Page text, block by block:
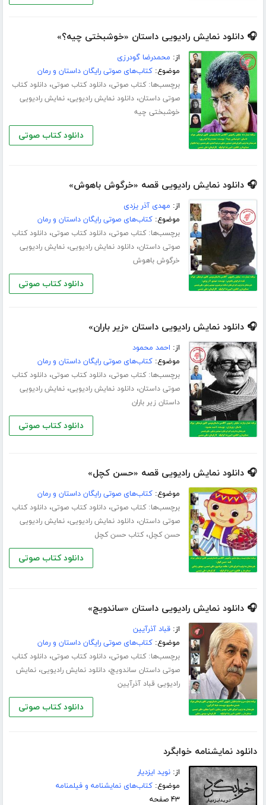
🎧 دانلود نمایش رادیویی داستان «خوشبختی چیه؟»
از: محمدرضا گودرزی
موضوع:کتاب‌های صوتی رایگان داستان و رمان
برچسب‌ها:کتاب صوتی،دانلود کتاب صوتی،دانلود کتاب
صوتی داستان،دانلود نمایش رادیویی،نمایش رادیویی
خوشبختی چیه
دانلود کتاب صوتی
🎧 دانلود نمایش رادیویی قصه «خرگوش باهوش»
از: مهدی آذر یزدی
موضوع:کتاب‌های صوتی رایگان داستان و رمان
برچسب‌ها:کتاب صوتی،دانلود کتاب صوتی،دانلود کتاب
صوتی داستان،دانلود نمایش رادیویی،نمایش رادیویی
خرگوش باهوش
دانلود کتاب صوتی
🎧 دانلود نمایش رادیویی داستان «زیر باران»
از: احمد محمود
موضوع:کتاب‌های صوتی رایگان داستان و رمان
برچسب‌ها:کتاب صوتی،دانلود کتاب صوتی،دانلود کتاب
صوتی داستان،دانلود نمایش رادیویی،نمایش رادیویی
داستان زیر باران
دانلود کتاب صوتی
🎧 دانلود نمایش رادیویی قصه «حسن کچل»
موضوع:کتاب‌های صوتی رایگان داستان و رمان
برچسب‌ها:کتاب صوتی،دانلود کتاب صوتی،دانلود کتاب
صوتی داستان،دانلود نمایش رادیویی،نمایش رادیویی
حسن کچل،کتاب حسن کچل
دانلود کتاب صوتی
🎧 دانلود نمایش رادیویی داستان «ساندویچ»
از:قباد آذرآیین
موضوع:کتاب‌های صوتی رایگان داستان و رمان
برچسب‌ها:کتاب صوتی،دانلود کتاب صوتی،دانلود کتاب
صوتی داستان ساندویچ،دانلود نمایش رادیویی،نمایش
رادیویی قباد آذرآیین
دانلود کتاب صوتی
دانلود نمایشنامه خوابگرد
از:نوید ایزدیار
موضوع:کتاب‌های نمایشنامه و فیلمنامه
۴۳ صفحه